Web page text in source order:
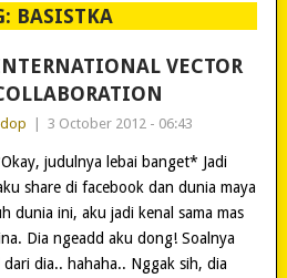
BASISTKA
VECTOR
3 October 2012 - 06:43
judulnya lebai banget* Jadi
share di facebook dan dunia maya
dunia ini, aku jadi kenal sama mas
Dia ngeadd aku dong! Soalnya
dia.. hahaha.. Nggak sih, dia